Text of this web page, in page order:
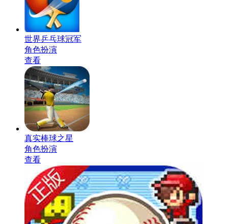
世界乒乓球冠军
角色扮演
查看
真实棒球之星
角色扮演
查看